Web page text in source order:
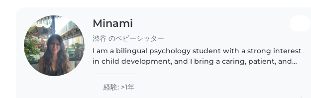
Minami
渋谷 のベビーシッター
I am a bilingual psychology student with a strong interest
in child development, and I bring a caring, patient, and
supporting..
経験: >1年